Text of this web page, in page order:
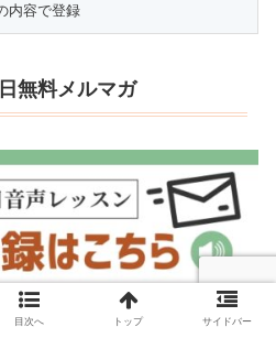
無料メルマガ
目次へ トップ サイドバー